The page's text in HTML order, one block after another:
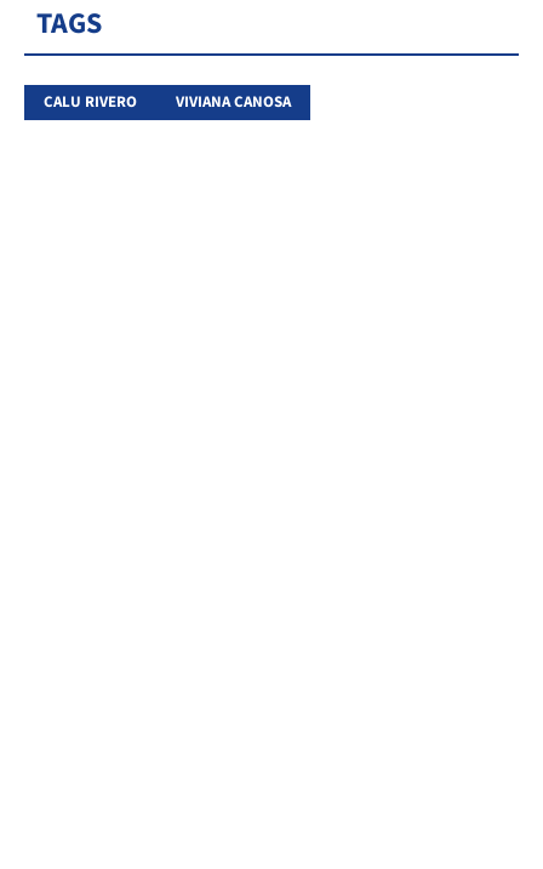
TAGS
CALU RIVERO VIVIANA CANOSA